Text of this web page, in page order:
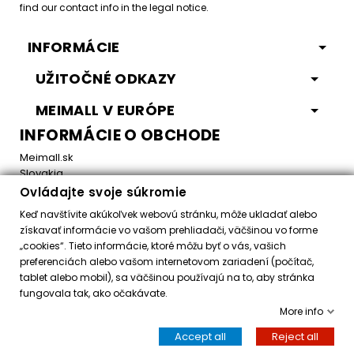
find our contact info in the legal notice.
INFORMÁCIE
UŽITOČNÉ ODKAZY
MEIMALL V EURÓPE
INFORMÁCIE O OBCHODE
Meimall.sk
Slovakia
Email:office@meimall.sk
Control your Privacy
Všetky práva vyhradené ©
Ovládajte svoje súkromie
Keď navštívite akúkoľvek webovú stránku, môže ukladať alebo
získavať informácie vo vašom prehliadači, väčšinou vo forme
„cookies“. Tieto informácie, ktoré môžu byť o vás, vašich
preferenciách alebo vašom internetovom zariadení (počítač,
tablet alebo mobil), sa väčšinou používajú na to, aby stránka
fungovala tak, ako očakávate.
More info
Accept all Reject all